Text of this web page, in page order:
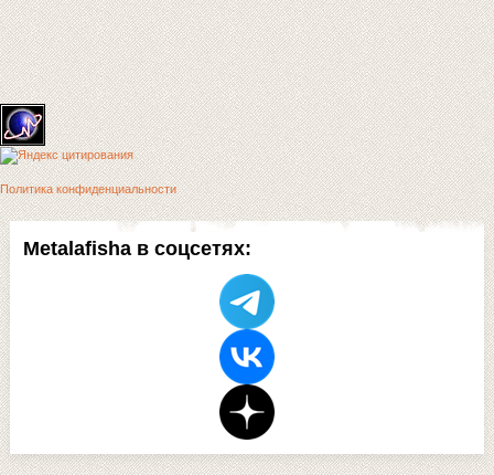
Metalafisha в соцсетях:
Политика конфиденциальности